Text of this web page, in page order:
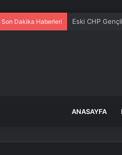
Son Dakika Haberleri TIR kazasında
ANASAYFA